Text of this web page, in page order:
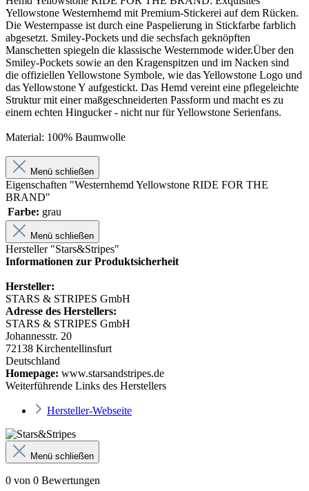
Yellowstone Westernhemd mit Premium-Stickerei auf dem Rücken.
Die Westernpasse ist durch eine Paspelierung in Stickfarbe farblich
abgesetzt. Smiley-Pockets und die sechsfach geknöpften
Manschetten spiegeln die klassische Westernmode wider.Über den
Smiley-Pockets sowie an den Kragenspitzen und im Nacken sind
die offiziellen Yellowstone Symbole, wie das Yellowstone Logo und
das Yellowstone Y aufgestickt. Das Hemd vereint eine pflegeleichte
Struktur mit einer maßgeschneiderten Passform und macht es zu
einem echten Hingucker - nicht nur für Yellowstone Serienfans.
Material: 100% Baumwolle
Menü schließen
Eigenschaften "Westernhemd Yellowstone RIDE FOR THE
BRAND"
Farbe: grau
Menü schließen
Hersteller "Stars&Stripes"
Informationen zur Produktsicherheit
Hersteller:
STARS & STRIPES GmbH
Adresse des Herstellers:
STARS & STRIPES GmbH
Johannesstr. 20
72138 Kirchentellinsfurt
Deutschland
Homepage: www.starsandstripes.de
Weiterführende Links des Herstellers
Hersteller-Webseite
Menü schließen
0 von 0 Bewertungen